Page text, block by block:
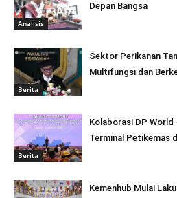
Analisis
Depan Bangsa
Berita
Sektor Perikanan
Multifungsi dan
Berita
Kolaborasi DP World
Terminal Petikemas
Kemenhub Mulai